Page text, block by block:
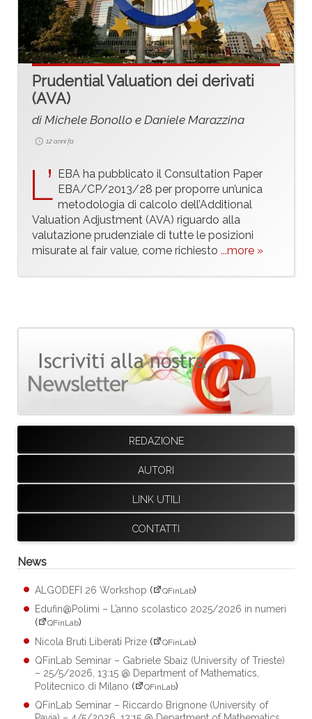
Prudential Valuation dei derivati
(AVA)
di Michele Bonollo e Daniele Marazzina
12 anni fa
L’ EBA ha pubblicato il Consultation Paper
EBA/CP/2013/28 per proporre un’unica
metodologia di calcolo dell’Additional
Valuation Adjustment (AVA) riguardo alla
valutazione prudenziale di tutte le posizioni
misurate al fair value, come richiesto ...more »
REDAZIONE
AUTORI
LINK UTILI
CONTATTI
News
ALGODEFI 26 Workshop ( QFinLab)
Edufin@Polimi – L’anno scolastico 2025/2026 in numeri
(
QFinLab)
Nicola Bruti Liberati Prize ( QFinLab)
QFinLab Seminar – Gabriele Sbaiz (University of Trieste)
– 25/5/2026, 13:15 @ Department of Mathematics,
Politecnico di Milano ( QFinLab)
QFinLab Seminar – Riccardo Brignone (University of